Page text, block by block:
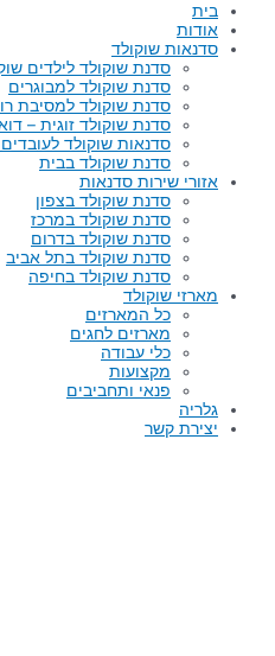
בית
אודות
סדנאות שוקולד
סדנת שוקולד לילדים
סדנת שוקולד למבוגרים
סדנת שוקולד למסיבת
סדנת שוקולד זוגית –
סדנאות שוקולד לעובדים
סדנת שוקולד בבית
אזורי שירות סדנאות
סדנת שוקולד בצפון
סדנת שוקולד במרכז
סדנת שוקולד בדרום
סדנת שוקולד בתל אביב
סדנת שוקולד בחיפה
מארזי שוקולד
כל המארזים
מארזים לחגים
כלי עבודה
מקצועות
פנאי ותחביבים
גלריה
יצירת קשר